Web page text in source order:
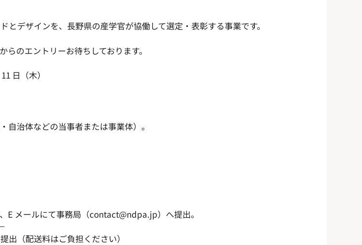
デザインを、長野県の産学官が協働して選定・表彰する事業です。
のエントリーお待ちしております。
日（木）
治体などの当事者または事業体）。
E メールにて事務局（contact@ndpa.jp）へ提出。
出（配送料はご負担ください）